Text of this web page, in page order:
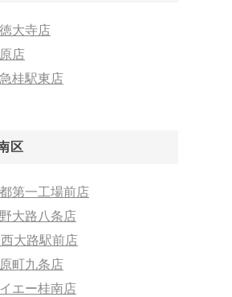
大寺店
店
桂駅東店
区
第一工場前店
大路八条店
大路駅前店
町九条店
エー桂南店